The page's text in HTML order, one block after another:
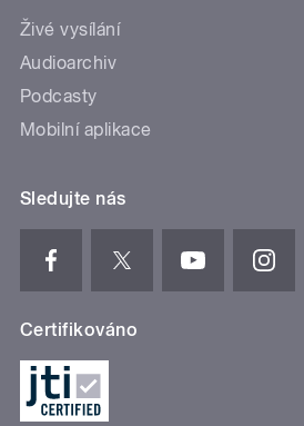
Živé vysílání
Audioarchiv
Podcasty
Mobilní aplikace
Sledujte nás
Certifikováno